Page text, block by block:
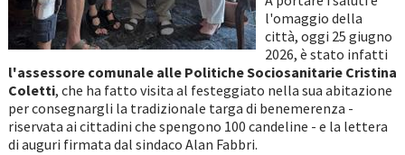
l'omaggio della
città, oggi 25 giugno
2026, è stato infatti
l'assessore comunale alle Politiche Sociosanitarie Cristina
Coletti, che ha fatto visita al festeggiato nella sua abitazione
per consegnargli la tradizionale targa di benemerenza -
riservata ai cittadini che spengono 100 candeline - e la lettera
di auguri firmata dal sindaco Alan Fabbri.